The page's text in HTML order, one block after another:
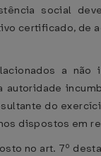
social
certificado, de
a
do
dispostos em
no art. 7º